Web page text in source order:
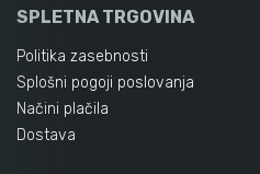
SPLETNA TRGOVINA
Politika zasebnosti
Splošni pogoji poslovanja
Načini plačila
Dostava